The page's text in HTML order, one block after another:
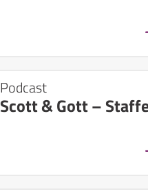
Podcast
Scott & Gott –